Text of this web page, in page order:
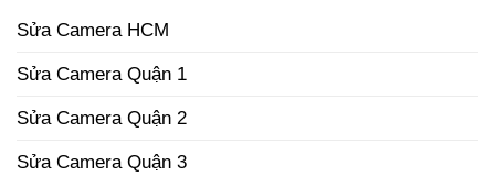
Sửa Camera HCM
Sửa Camera Quận 1
Sửa Camera Quận 2
Sửa Camera Quận 3